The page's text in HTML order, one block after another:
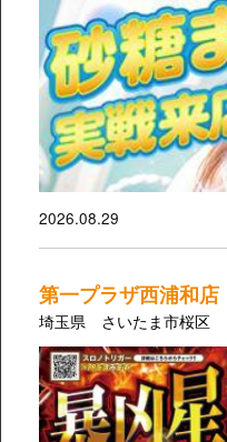
2026.08.29
第一プラザ西浦和店
埼玉県 さいたま市桜区